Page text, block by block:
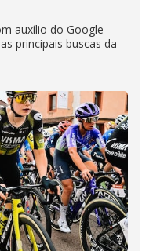
auxílio do Google
principais buscas da